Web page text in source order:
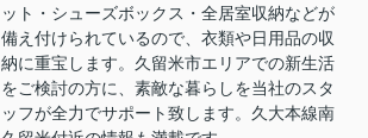
ット・シューズボックス・全居室収納などが
備え付けられているので、衣類や日用品の収
納に重宝します。久留米市エリアでの新生活
をご検討の方に、素敵な暮らしを当社のスタ
ッフが全力でサポート致します。久大本線南